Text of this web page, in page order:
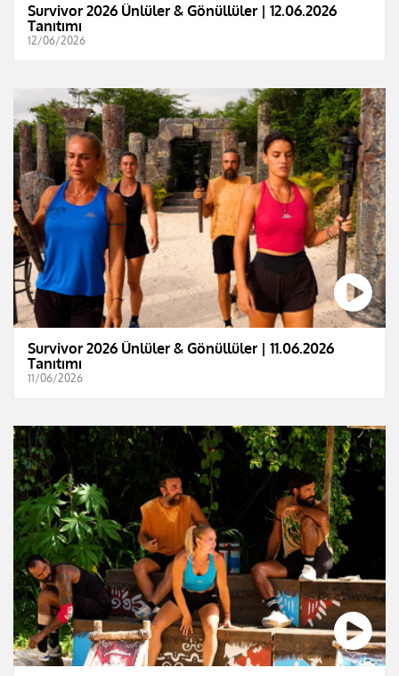
Survivor 2026 Ünlüler & Gönüllüler | 12.06.2026
Tanıtımı
12/06/2026
Survivor 2026 Ünlüler & Gönüllüler | 11.06.2026
Tanıtımı
11/06/2026